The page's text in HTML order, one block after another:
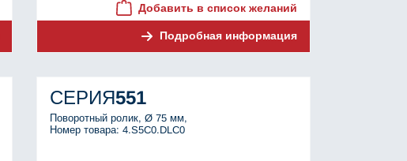
Добавить в список желаний
Подробная информация
СЕРИЯ551
Поворотный ролик, Ø 75 мм,
Номер товара: 4.S5C0.DLC0